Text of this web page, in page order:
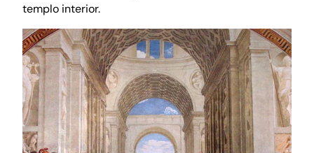
templo interior.